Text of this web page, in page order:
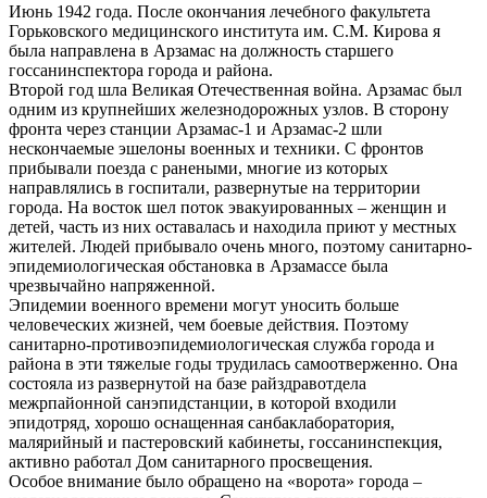
Июнь 1942 года. После окончания лечебного факультета
Горьковского медицинского института им. С.М. Кирова я
была направлена в Арзамас на должность старшего
госсанинспектора города и района.
Второй год шла Великая Отечественная война. Арзамас был
одним из крупнейших железнодорожных узлов. В сторону
фронта через станции Арзамас-1 и Арзамас-2 шли
нескончаемые эшелоны военных и техники. С фронтов
прибывали поезда с ранеными, многие из которых
направлялись в госпитали, развернутые на территории
города. На восток шел поток эвакуированных – женщин и
детей, часть из них оставалась и находила приют у местных
жителей. Людей прибывало очень много, поэтому санитарно-
эпидемиологическая обстановка в Арзамассе была
чрезвычайно напряженной.
Эпидемии военного времени могут уносить больше
человеческих жизней, чем боевые действия. Поэтому
санитарно-противоэпидемиологическая служба города и
района в эти тяжелые годы трудилась самоотверженно. Она
состояла из развернутой на базе райздравотдела
межрпайонной санэпидстанции, в которой входили
эпидотряд, хорошо оснащенная санбаклаборатория,
малярийный и пастеровский кабинеты, госсанинспекция,
активно работал Дом санитарного просвещения.
Особое внимание было обращено на «ворота» города –